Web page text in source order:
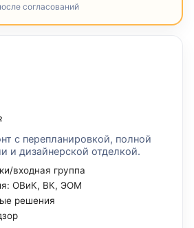
согласований
с перепланировкой, полной
и дизайнерской отделкой.
входная группа
ОВиК, ВК, ЭОМ
решения